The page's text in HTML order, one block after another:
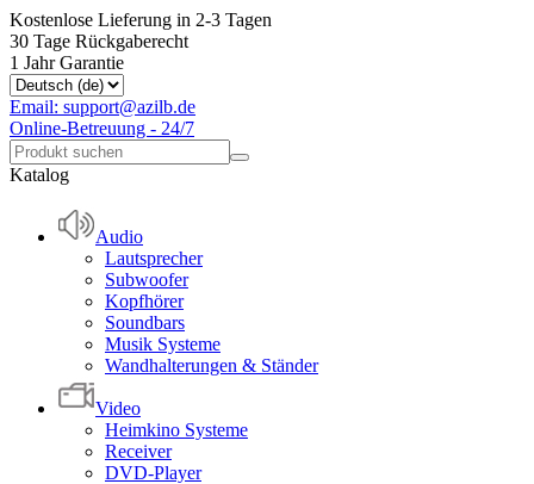
Kostenlose Lieferung in 2-3 Tagen
30 Tage Rückgaberecht
1 Jahr Garantie
Email: support@azilb.de
Online-Betreuung - 24/7
Katalog
Audio
Lautsprecher
Subwoofer
Kopfhörer
Soundbars
Musik Systeme
Wandhalterungen & Ständer
Video
Heimkino Systeme
Receiver
DVD-Player